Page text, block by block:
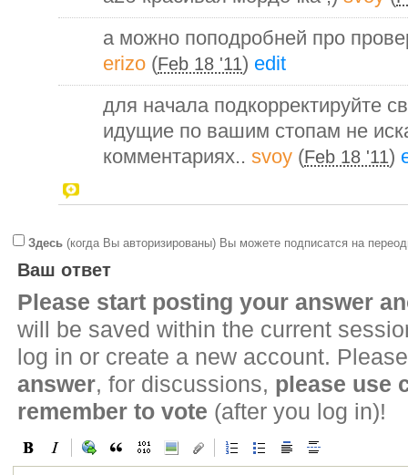
а можно поподробней про
erizo (Feb 18 '11) edit
для начала подкорректируйте
идущие по вашим стопам не
комментариях.. svoy (Feb 18 '11)
Здесь (когда Вы авторизированы) Вы можете подписатся на
Ваш ответ
Please start posting your answer
will be saved within the current
log in or create a new account.
answer, for discussions, please use
remember to vote (after you log in)!